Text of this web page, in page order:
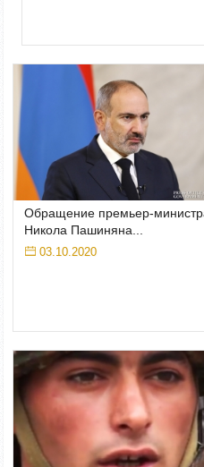
Обращение премьер-
Никола Пашиняна...
03.10.2020